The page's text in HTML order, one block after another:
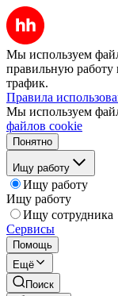
Мы используем
правильную работу
трафик.
Правила
Мы используем
файлов cookie
Понятно
Ищу работу
Ищу работу
Ищу работу
Ищу сотрудника
Сервисы
Помощь
Ещё
Поиск